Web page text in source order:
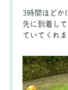
3時間ほどか
先に到着し
ていてくれま